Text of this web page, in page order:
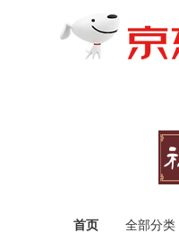
首页 全部分类